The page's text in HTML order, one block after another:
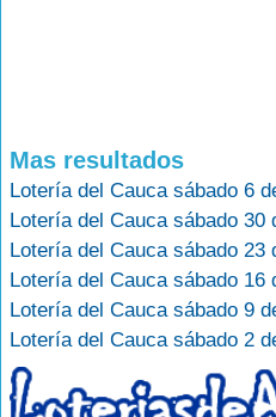
Mas resultados
Lotería del Cauca sábado 6
Lotería del Cauca sábado 30
Lotería del Cauca sábado 23
Lotería del Cauca sábado 16
Lotería del Cauca sábado 9
Lotería del Cauca sábado 2